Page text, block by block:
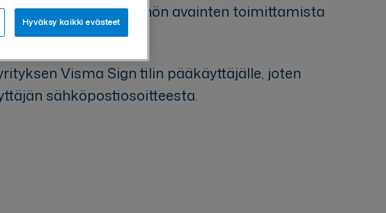
voit lähettää pyynnön avainten toimittamista
Visma Sign tilin pääkäyttäjälle, joten
sähköpostiosoitteesta.
Hyväksy kaikki evästeet